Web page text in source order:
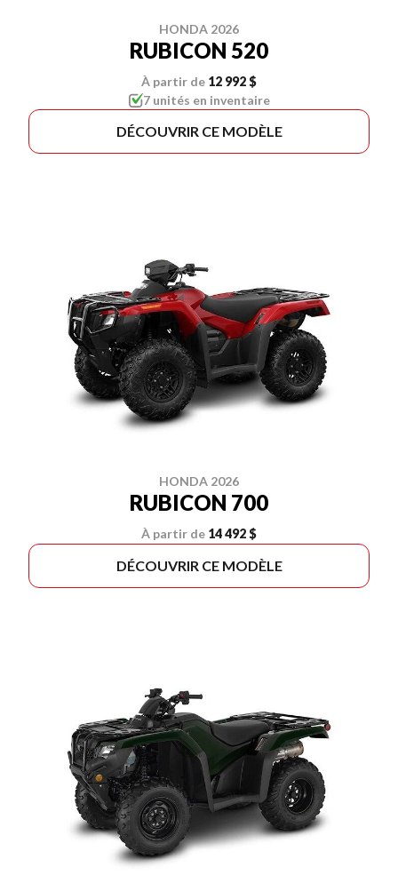
HONDA 2026
RUBICON 520
À partir de 12 992 $
7 unités en inventaire
DÉCOUVRIR CE MODÈLE
HONDA 2026
RUBICON 700
À partir de 14 492 $
DÉCOUVRIR CE MODÈLE